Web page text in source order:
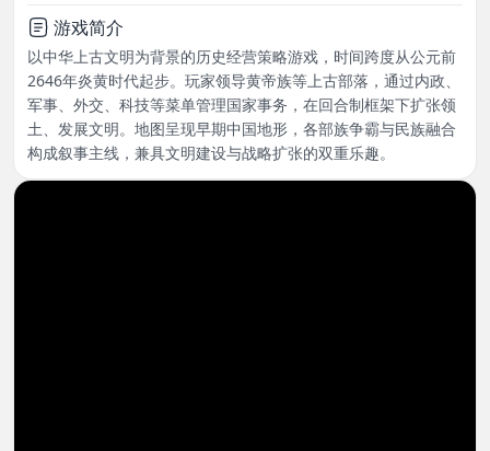
游戏简介
以中华上古文明为背景的历史经营策略游戏，时间跨度从公元前
2646年炎黄时代起步。玩家领导黄帝族等上古部落，通过内政、
军事、外交、科技等菜单管理国家事务，在回合制框架下扩张领
土、发展文明。地图呈现早期中国地形，各部族争霸与民族融合
构成叙事主线，兼具文明建设与战略扩张的双重乐趣。